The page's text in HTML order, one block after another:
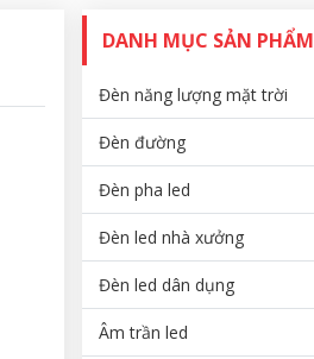
DANH MỤC SẢN PHẨM
Đèn năng lượng mặt trời
Đèn đường
Đèn pha led
Đèn led nhà xưởng
Đèn led dân dụng
Âm trần led